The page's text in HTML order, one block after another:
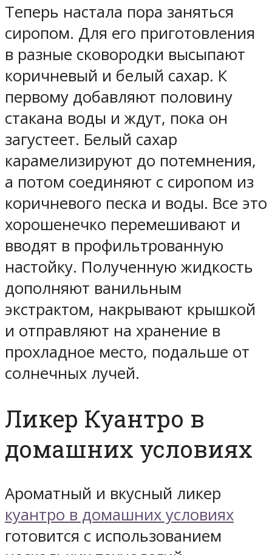
Теперь настала пора заняться
сиропом. Для его приготовления
в разные сковородки высыпают
коричневый и белый сахар. К
первому добавляют половину
стакана воды и ждут, пока он
загустеет. Белый сахар
карамелизируют до потемнения,
а потом соединяют с сиропом из
коричневого песка и воды. Все это
хорошенечко перемешивают и
вводят в профильтрованную
настойку. Полученную жидкость
дополняют ванильным
экстрактом, накрывают крышкой
и отправляют на хранение в
прохладное место, подальше от
солнечных лучей.
Ликер Куантро в
домашних условиях
Ароматный и вкусный ликер
куантро в домашних условиях
готовится с использованием